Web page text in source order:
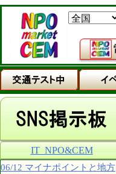
IT_NPO&CEM
06/12 マイナポイントと地方